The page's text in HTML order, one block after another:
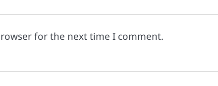
for the next time I comment.